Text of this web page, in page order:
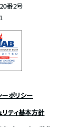
番2号
ーポリシー
リティ基本方針